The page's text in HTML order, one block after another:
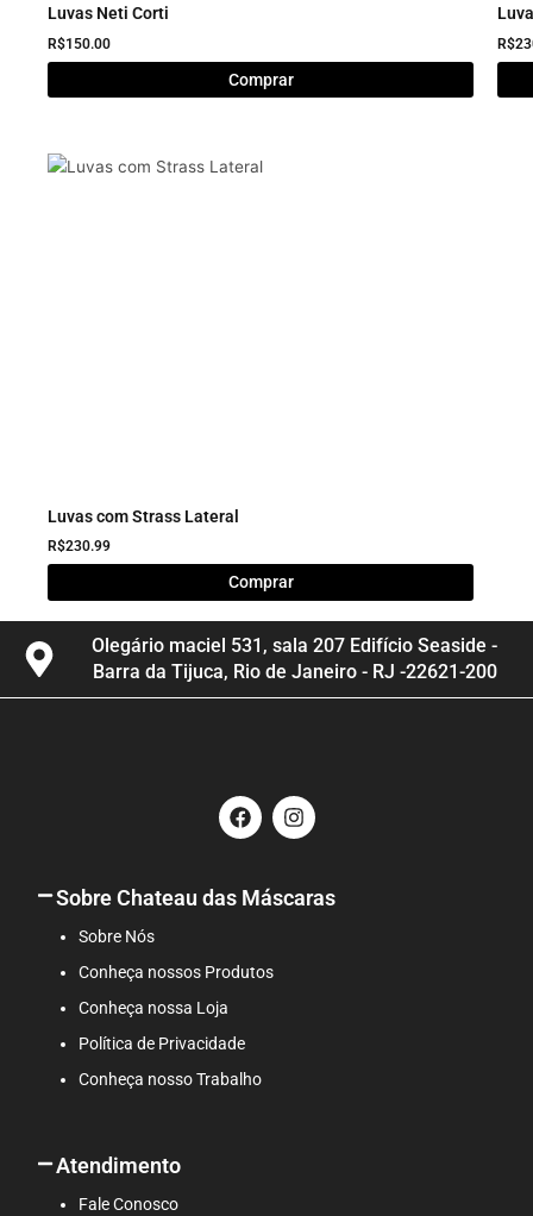
Luvas Neti Corti
R$150.00
Comprar
R$
Luvas com Strass Lateral
R$230.99
Comprar
Olegário maciel 531, sala 207 Edifício Seaside -
Barra da Tijuca, Rio de Janeiro - RJ -22621-200
F
a
c
b
o
I
n
s
a
g
Sobre Chateau das Máscaras
Sobre Nós
Conheça nossos Produtos
Conheça nossa Loja
Política de Privacidade
Conheça nosso Trabalho
Atendimento
Fale Conosco